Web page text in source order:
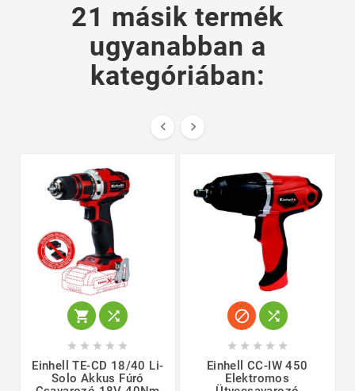
21 másik termék
ugyanabban a
kategóriában:
 
 
    
Einhell TE-CD 18/40 Li-
Solo Akkus Fúró
 
    
Einhell CC-IW 450
Elektromos